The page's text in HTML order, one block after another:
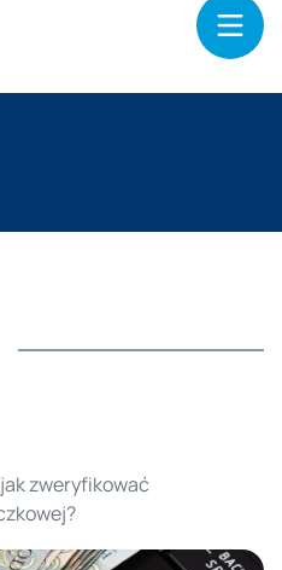
zweryfikować